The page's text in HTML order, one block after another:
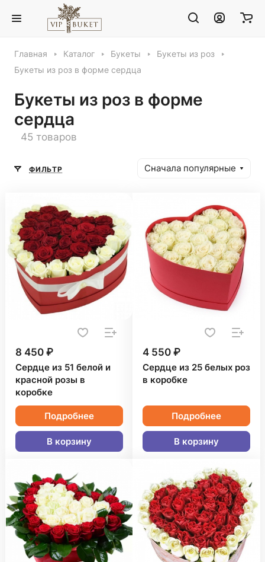
Главная Каталог Букеты
Букеты из роз
Букеты из роз в форме сердца
Букеты из роз в форме
сердца
45 товаров
ФИЛЬТР Сначала популярные
8 450 ₽
Сердце из 51 белой и
красной розы в
коробке
Подробнее
В корзину
4 550 ₽
Сердце из 25 белых роз
в коробке
Подробнее
В корзину